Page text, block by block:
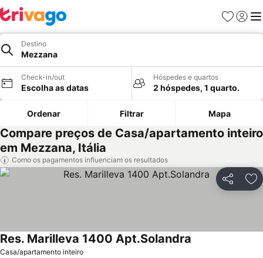
Favoritos
Iniciar
Destino
Mezzana
Check-in/out
Escolha as datas
Hóspedes e quartos
2 hóspedes, 1 quarto.
Ordenar Filtrar Mapa
Compare preços de Casa/apartamento inteiro
em Mezzana, Itália
Como os pagamentos influenciam os resultados
Partilhar
Casa/apartamento inteiro
Res. Marilleva 1400 Apt.Solandra